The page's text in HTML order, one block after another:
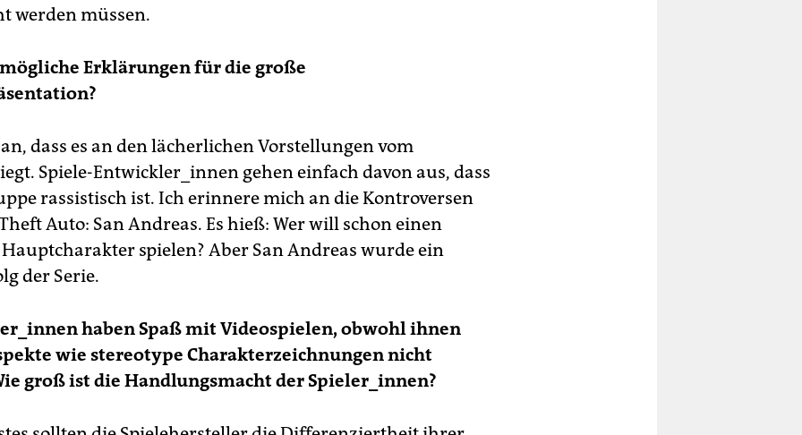
werden müssen.
Erklärungen für die große
dass es an den lächerlichen Vorstellungen vom
Spiele-Entwickler_innen gehen einfach davon aus, dass
rassistisch ist. Ich erinnere mich an die Kontroversen
Auto: San Andreas. Es hieß: Wer will schon einen
spielen? Aber San Andreas wurde ein
der Serie.
haben Spaß mit Videospielen, obwohl ihnen
wie stereotype Charakterzeichnungen nicht
groß ist die Handlungsmacht der Spieler_innen?